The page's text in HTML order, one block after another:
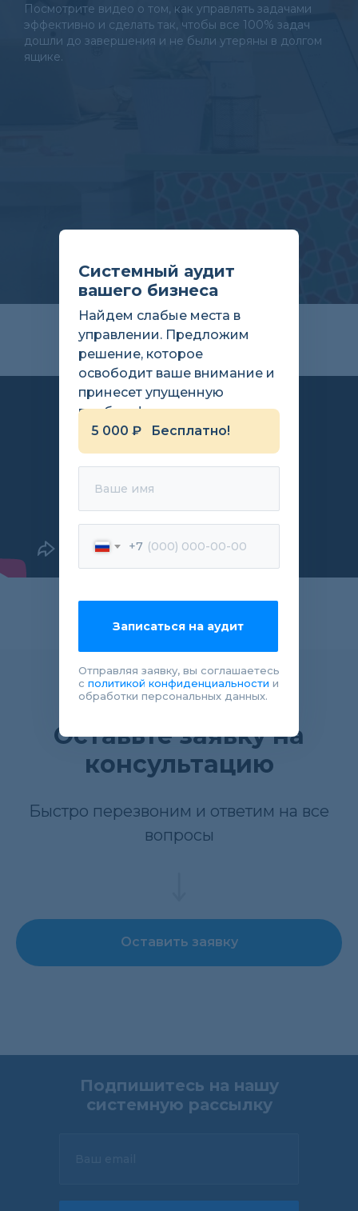
Посмотрите видео о том, как управлять задачами
эффективно и сделать так, чтобы все 100% задач
дошли до завершения и не были утеряны в долгом
ящике.
Оставьте заявку на
консультацию
Быстро перезвоним и ответим на все
вопросы
Оставить заявку
Системный аудит
вашего бизнеса
Найдем слабые места в
управлении. Предложим
решение, которое
освободит ваше внимание и
принесет упущенную
прибыль!
5 000 ₽ Бесплатно!
Ваше имя
+7
Записаться на аудит
Отправляя заявку, вы соглашаетесь
с политикой конфиденциальности и
обработки персональных данных.
Подпишитесь на нашу
системную рассылку